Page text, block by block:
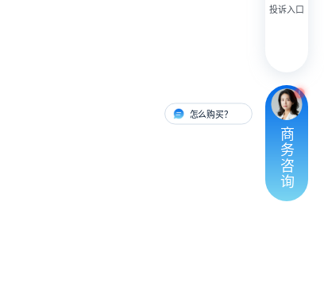
投诉入口
怎么购买？ 有人对接
商
务
咨
询